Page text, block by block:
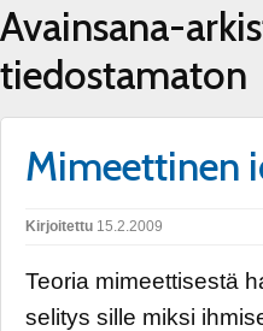
Avainsana-
tiedostamaton
Mimeettinen
Kirjoitettu 15.2.2009
Teoria mimeettisestä
selitys sille miksi